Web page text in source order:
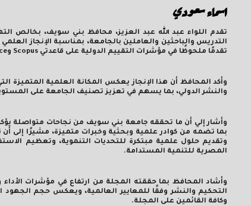
اسماء سعودي
تقدم اللواء عبد الله عبد العزيز، محافظ بني سويف، بخالص
التدريس والباحثين والعاملين بالجامعة، بمناسبة الإنجاز
تقدمًا ملحوظًا في مؤشرات التقييم الدولية على قاعدتي Scopus و
وأكد المحافظ أن هذا الإنجاز يعكس المكانة العلمية
والنشر الدولي، بما يسهم في تعزيز تصنيف الجامعة على
وأشار إلي أن ما تحققه جامعة بني سويف من نجاحات متواصلة
بما تضمه من كوادر علمية وبحثية وخبرات متميزة، مشيرًا إلى
وتقديم حلول علمية مبتكرة للتحديات التنموية، وتعظيم
المصرية للتنمية المستدامة.
وأشاد المحافظ بما حققته المجلة من ارتفاع في مؤشرات الأداء
التحكيم والنشر وفقًا للمعايير العالمية، ويعكس حجم الجهود
وكافة القائمين على المجلة.